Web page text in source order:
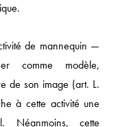
de mannequin —
comme modèle,
de son image (art. L.
à cette activité une
Néanmoins, cette